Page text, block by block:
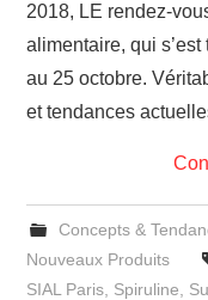
2018, LE rendez-
alimentaire, qui
au 25 octobre.
et tendances
Concepts &
Nouveaux Produits
SIAL Paris Spiruline